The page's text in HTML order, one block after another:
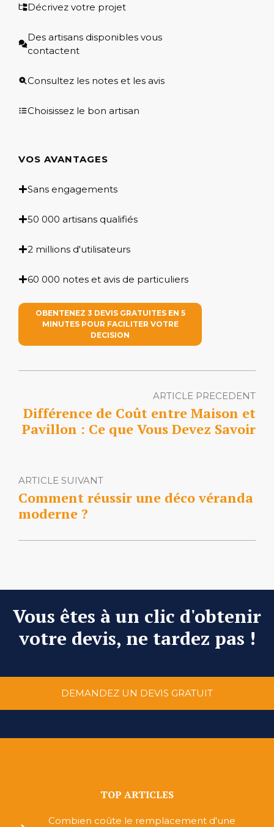
Décrivez votre projet
Des artisans disponibles vous
contactent
Consultez les notes et les avis
Choisissez le bon artisan
VOS AVANTAGES
Sans engagements
50 000 artisans qualifiés
2 millions d'utilisateurs
60 000 notes et avis de particuliers
OBENTENEZ 3 DEVIS GRATUITES EN 5
MINUTES POUR FACILITER VOTRE
DECISION
ARTICLE PRECEDENT
Différence de Coût entre Maison et
Pavillon : Ce que Vous Devez Savoir
ARTICLE SUIVANT
Comment réussir une déco véranda
moderne ?
Vous êtes à un clic d'obtenir
votre devis, ne tardez pas !
DEMANDEZ UN DEVIS GRATUIT
TOP ARTICLES
Combien coûte le remplacement d'une